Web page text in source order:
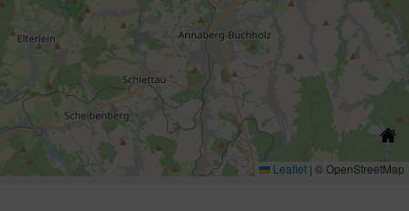
Leaflet | © OpenStreetMap